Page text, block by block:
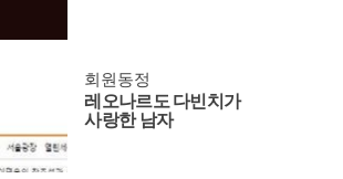
회원동정
레오나르도 다빈치가
사랑한 남자